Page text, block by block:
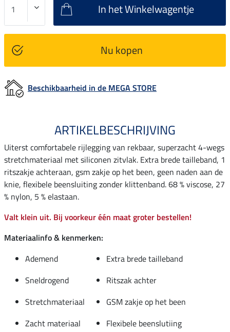
In het Winkelwagentje
Nu kopen
Beschikbaarheid in de MEGA STORE
ARTIKELBESCHRIJVING
Uiterst comfortabele rijlegging van rekbaar, superzacht 4-wegs
stretchmateriaal met siliconen zitvlak. Extra brede tailleband, 1
ritszakje achteraan, gsm zakje op het been, geen naden aan de
knie, flexibele beensluiting zonder klittenband. 68 % viscose, 27
% nylon, 5 % elastaan.
Valt klein uit. Bij voorkeur één maat groter bestellen!
Materiaalinfo & kenmerken:
Ademend
Extra brede tailleband
Sneldrogend
Ritszak achter
Stretchmateriaal
GSM zakje op het been
Zacht materiaal
Flexibele beenslutiing